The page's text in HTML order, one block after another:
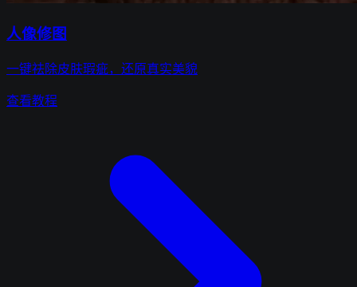
人像修图
一键祛除皮肤瑕疵，还原真实美貌
查看教程